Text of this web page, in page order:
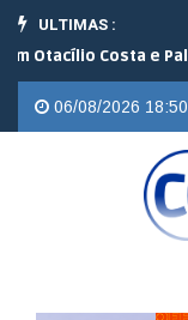
ULTIMAS :
Costa e Palmeira |
06/08/2026 18:50